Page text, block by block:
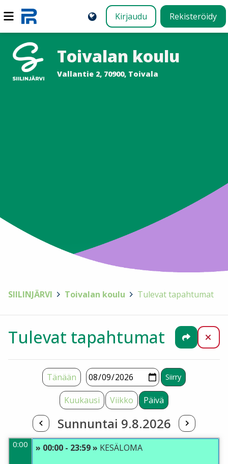
Kirjaudu Rekisteröidy
Toivalan koulu
Vallantie 2, 70900, Toivala
SIILINJÄRVI Toivalan koulu Tulevat tapahtumat
Tulevat tapahtumat Jaa
Kuukausi Viikko Päivä
Sunnuntai 9.8.2026
Tänään
0:00 » 00:00 - 23:59 » KESÄLOMA